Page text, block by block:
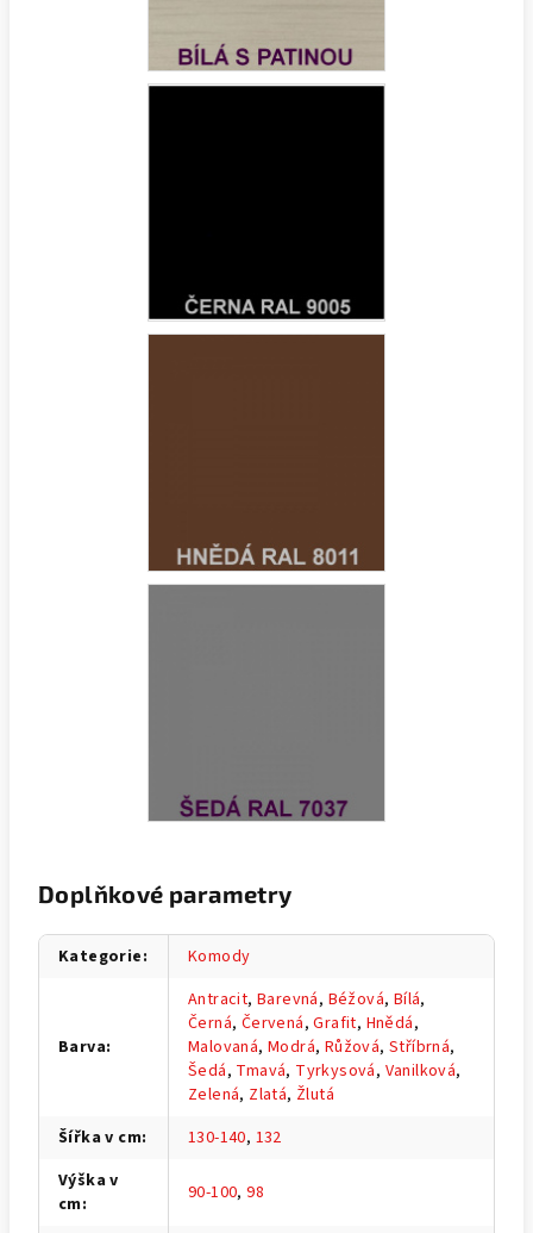
Doplňkové parametry
Kategorie: Komody
Barva:
Antracit,Barevná, Béžová, Bílá,
Černá, Červená,Grafit, Hnědá,
Malovaná,Modrá, Růžová,Stříbrná,
Šedá, Tmavá, Tyrkysová, Vanilková,
Zelená, Zlatá, Žlutá
Šířka v cm: 130-140, 132
Výška v
cm: 90-100,98